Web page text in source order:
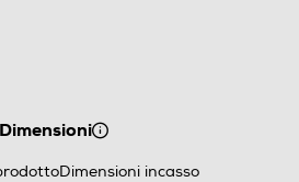
Dimensioni
Dimensioni incasso